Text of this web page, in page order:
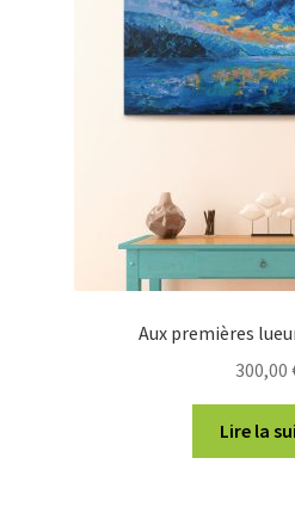
Aux premières
300,00
Lire la